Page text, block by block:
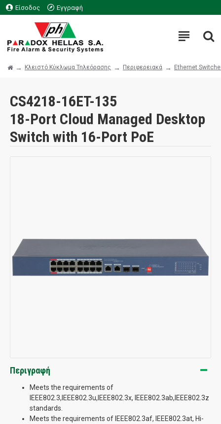
Είσοδος Εγγραφή
Κλειστό Κύκλωμα Τηλεόρασης Περιφερειακά Ethernet
CS4218-16ET-135
18-Port Cloud Managed Desktop
Switch with 16-Port PoE
Περιγραφή
Meets the requirements of
IEEE802.3,IEEE802.3u,IEEE802.3x, IEEE802.3ab,IEEE802.3z
standards.
Meets the requirements of IEEE802.3af, IEEE802.3at, Hi-